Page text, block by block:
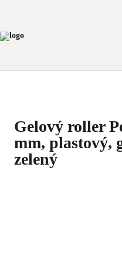
Gelový roller
mm, plastový,
zelený